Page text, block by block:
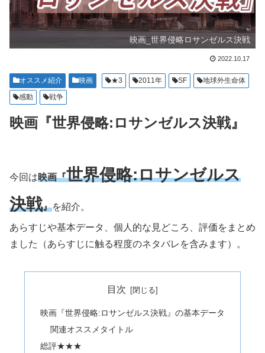
映画_世界侵略ロサンゼルス決戦
2022.10.17
オススメ紹介 映画 ★3 2011年 SF
地球外生命体
感動
戦争
映画『世界侵略:ロサンゼルス決戦』
今回は映画『世界侵略:ロサンゼルス
決戦』を紹介。
あらすじや基本データ、個人的な見どころ、評価をまとめ
ました（あらすじに触る程度のネタバレを含みます）。
目次
映画『世界侵略:ロサンゼルス決戦』の基本データ
関連オススメタイトル
総評★★★